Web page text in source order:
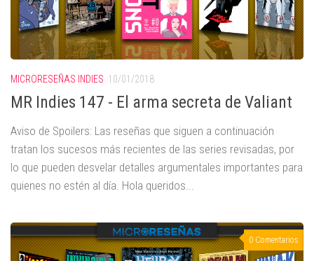
MICRORESEÑAS INDIES 10/01/2018
MR Indies 147 - El arma secreta de Valiant
Aviso de Spoilers: Las reseñas que siguen a continuación
tratan los sucesos más recientes de las series revisadas, por
lo que pueden desvelar detalles argumentales importantes para
quienes no estén al día. Hola queridos...
0 Comentarios